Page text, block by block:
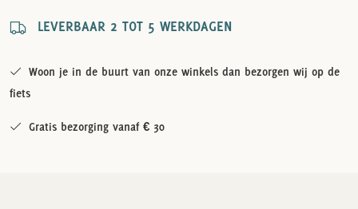
LEVERBAAR 2 TOT 5 WERKDAGEN
Woon je in de buurt van onze winkels dan bezorgen wij op de
fiets
Gratis bezorging vanaf € 30